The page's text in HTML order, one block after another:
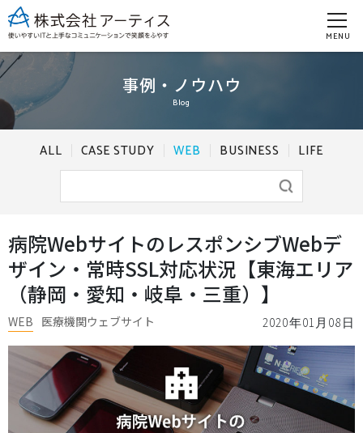
MENU
事例・ノウハウ
Blog
ALL CASE STUDY WEB BUSINESS LIFE
病院WebサイトのレスポンシブWebデ
ザイン・常時SSL対応状況【東海エリア
（静岡・愛知・岐阜・三重）】
2020年01月08日
WEB 医療機関ウェブサイト